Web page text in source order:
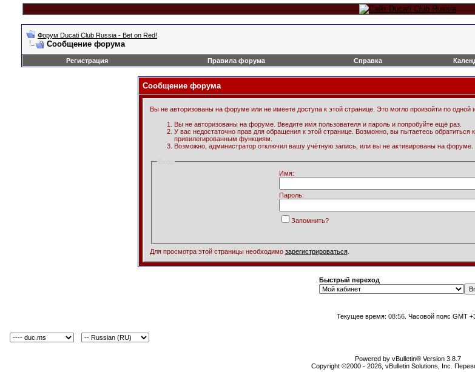
Форум Ducati Club Russia - Bet on Red!
Сообщение форума
Регистрация
Правила форума Справка
Сообщение форума
Вы не авторизованы на форуме или не имеете доступа к этой странице. Это могло произойти по одной
Вы не авторизованы на форуме. Введите имя пользователя и пароль и попробуйте ещё раз.
У вас недостаточно прав для обращения к этой странице. Возможно, вы пытаетесь обратиться
привилегированным функциям.
Возможно, администратор отключил вашу учётную запись, или вы не активированы на форуме.
Имя:
Пароль:
Запомнить?
Для просмотра этой страницы необходимо зарегистрироваться.
Быстрый переход
Текущее время: 08:56 . Часовой пояс GMT
Powered by vBulletin® Version 3.8.7
Copyright ©2000 - 2026, vBulletin Solutions, Inc.